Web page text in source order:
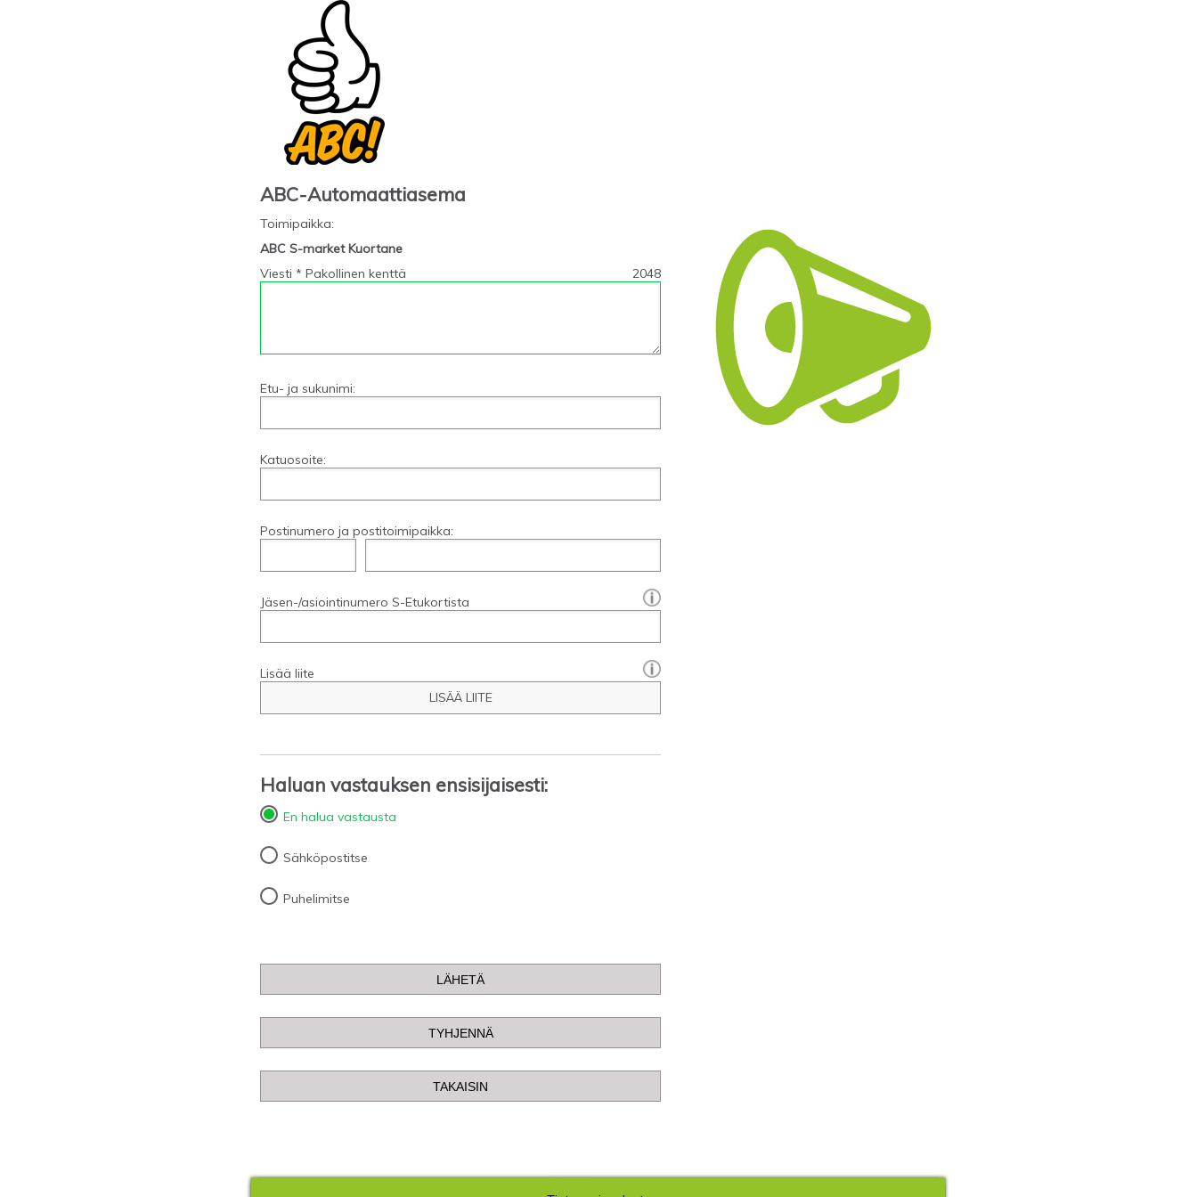
ABC-Automaattiasema
Toimipaikka:
ABC S-market Kuortane
Viesti * Pakollinen kenttä
2048
Etu- ja sukunimi:
Katuosoite:
Postinumero ja postitoimipaikka:
Jäsen-/asiointinumero S-Etukortista
Lisää liite
LISÄÄ LIITE
Haluan vastauksen ensisijaisesti:
En halua vastausta
Sähköpostitse
Puhelimitse